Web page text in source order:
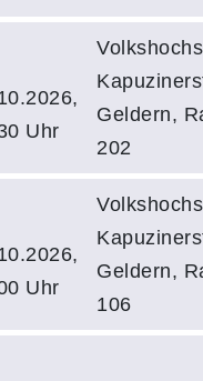
Uhr
Geldern,
202
Uhr
Geldern,
106